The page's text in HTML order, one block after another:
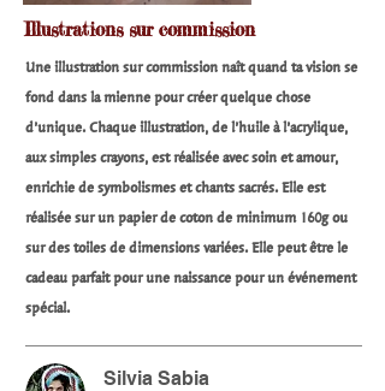
Illustrations sur commission
Une illustration sur commission naît quand ta vision se
fond dans la mienne pour créer quelque chose
d’unique. Chaque illustration, de l’huile à l’acrylique,
aux simples crayons, est réalisée avec soin et amour,
enrichie de symbolismes et chants sacrés. Elle est
réalisée sur un papier de coton de minimum 160g ou
sur des toiles de dimensions variées. Elle peut être le
cadeau parfait pour une naissance pour un événement
spécial.​
Silvia Sabia